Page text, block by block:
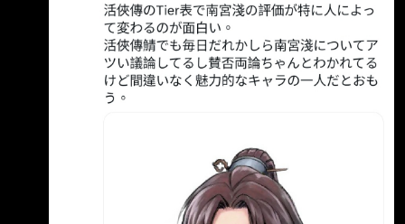
果現在問這個問題， 我會覺得南宮淺的處境，
比趙活來的更可憐。 差別在於「有沒有同伴這
件事情」 你玩第一輪，會認同四師兄的說法，
但隨著你越玩越多輪，會越來越深入體會到
發現趙活的自述不能全當真， 魔鬼藏在細節裡